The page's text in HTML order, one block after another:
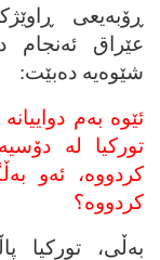
ڕۆبه‌یعی
عێراق ئه‌نجام
شێوه‌یه‌ ده‌بێت:
ئێوه‌ به‌م
تورکیا له‌
کردووه‌، ئه‌و
کردووه‌؟
به‌ڵی، تورکیا